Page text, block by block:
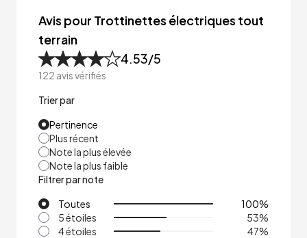
Avis pour Trottinettes électriques tout
terrain
4.53/5
122 avis vérifiés
Trier par
Pertinence
Plus récent
Note la plus élevée
Note la plus faible
Filtrer par note
Toutes
100%
5 étoiles
53%
4 étoiles
47%